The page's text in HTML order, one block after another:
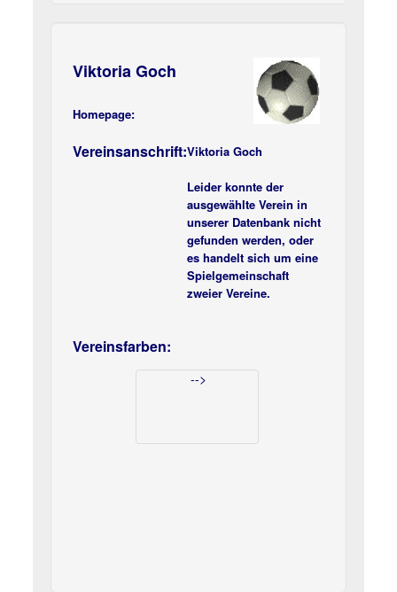
Viktoria Goch
Homepage:
Vereinsanschrift:Viktoria Goch
Leider konnte der
ausgewählte Verein in
unserer Datenbank nicht
gefunden werden, oder
es handelt sich um eine
Spielgemeinschaft
zweier Vereine.
Vereinsfarben:
-->